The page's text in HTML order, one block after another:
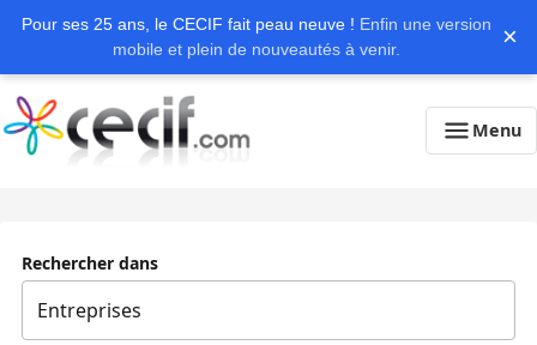
Pour ses 25 ans, le CECIF fait peau neuve ! Enfin une version
mobile et plein de nouveautés à venir.
×
Menu
Rechercher dans